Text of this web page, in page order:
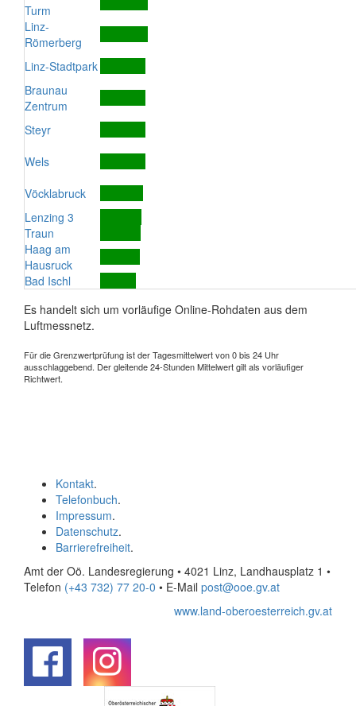
Turm
Linz-
Römerberg
Linz-Stadtpark
Braunau
Zentrum
Steyr
Wels
Vöcklabruck
Lenzing 3
Traun
Haag am
Hausruck
Bad Ischl
Es handelt sich um vorläufige Online-Rohdaten aus dem
Luftmessnetz.
Für die Grenzwertprüfung ist der Tagesmittelwert von 0 bis 24 Uhr
ausschlaggebend. Der gleitende 24-Stunden Mittelwert gilt als vorläufiger
Richtwert.
Kontakt.
Telefonbuch.
Impressum.
Datenschutz.
Barrierefreiheit.
Amt der Oö. Landesregierung • 4021 Linz, Landhausplatz 1 •
Telefon (+43 732) 77 20-0 • E-Mail post@ooe.gv.at
www.land-oberoesterreich.gv.at